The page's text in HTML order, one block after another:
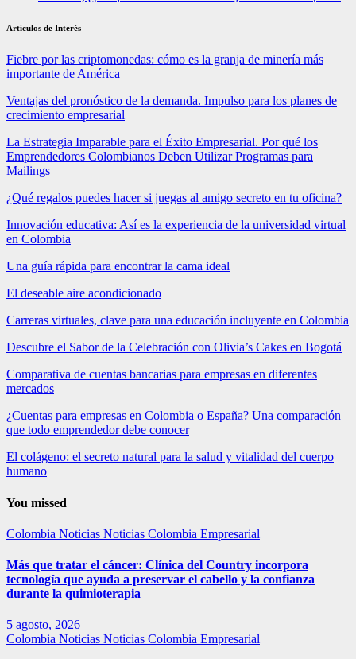
Artículos de Interés
Fiebre por las criptomonedas: cómo es la granja de minería más
importante de América
Ventajas del pronóstico de la demanda. Impulso para los planes de
crecimiento empresarial
La Estrategia Imparable para el Éxito Empresarial. Por qué los
Emprendedores Colombianos Deben Utilizar Programas para
Mailings
¿Qué regalos puedes hacer si juegas al amigo secreto en tu oficina?
Innovación educativa: Así es la experiencia de la universidad virtual
en Colombia
Una guía rápida para encontrar la cama ideal
El deseable aire acondicionado
Carreras virtuales, clave para una educación incluyente en Colombia
Descubre el Sabor de la Celebración con Olivia’s Cakes en Bogotá
Comparativa de cuentas bancarias para empresas en diferentes
mercados
¿Cuentas para empresas en Colombia o España? Una comparación
que todo emprendedor debe conocer
El colágeno: el secreto natural para la salud y vitalidad del cuerpo
humano
You missed
Colombia Noticias Noticias Colombia Empresarial
Más que tratar el cáncer: Clínica del Country incorpora
tecnología que ayuda a preservar el cabello y la confianza
durante la quimioterapia
5 agosto, 2026
Colombia Noticias Noticias Colombia Empresarial